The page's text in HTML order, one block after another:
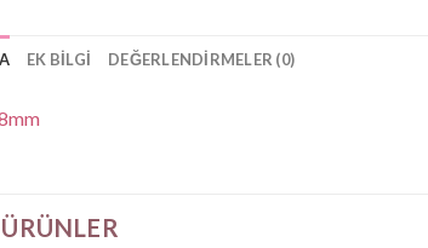
EK BILGI DEĞERLENDIRMELER (0)